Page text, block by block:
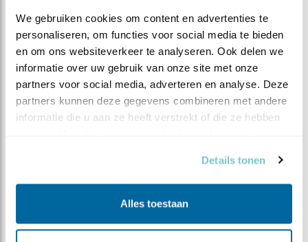
We gebruiken cookies om content en advertenties te
personaliseren, om functies voor social media te bieden
en om ons websiteverkeer te analyseren. Ook delen we
informatie over uw gebruik van onze site met onze
partners voor social media, adverteren en analyse. Deze
partners kunnen deze gegevens combineren met andere
informatie die u aan ze heeft verstrekt of die ze hebben
Details tonen
Alles toestaan
En uiteindelijk: vogels kennen geen grenzen.
Kunnen wij misschien nog iets van leren.